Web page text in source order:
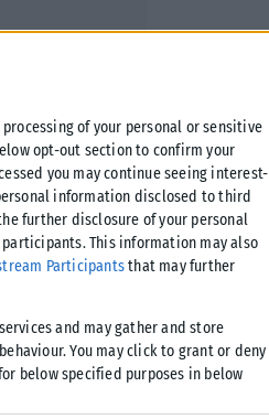
of your personal or sensitive
opt-out section to confirm your
you may continue seeing interest-
information disclosed to third
further disclosure of your personal
This information may also
Participantsthat may further
and may gather and store
You may click to grant or deny
below specified purposes in below